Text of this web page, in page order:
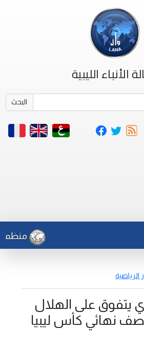
الأنباء الليبية
البحث
منظمة
الرياضية
يتفوق على الهلال
نهائي كأس ليبيا